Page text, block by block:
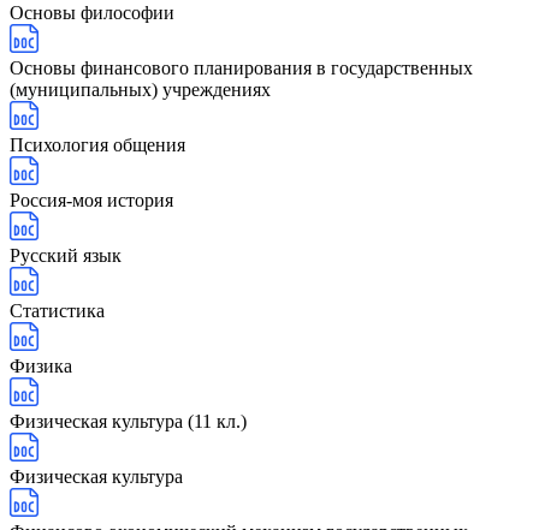
Основы философии
Основы финансового планирования в государственных
(муниципальных) учреждениях
Психология общения
Россия-моя история
Русский язык
Статистика
Физика
Физическая культура (11 кл.)
Физическая культура